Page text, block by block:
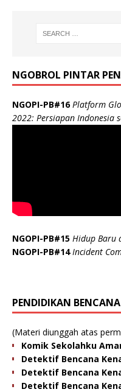
NGOBROL PINTAR
NGOPI-PB#16Platform
2022: Persiapan Indonesia
NGOPI-PB#15 Hidup Baru
NGOPI-PB#14Incident
PENDIDIKAN
(Materi diunggah atas
Komik Sekolahku
Detektif Bencana
Detektif Bencana
Detektif Bencana